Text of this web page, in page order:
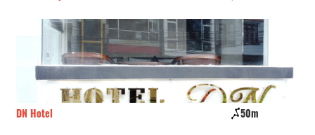
DN Hotel 50m